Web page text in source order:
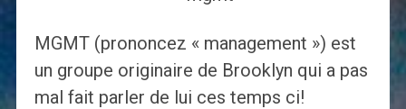
MGMT (prononcez « management ») est
un groupe originaire de Brooklyn qui a pas
mal fait parler de lui ces temps ci!